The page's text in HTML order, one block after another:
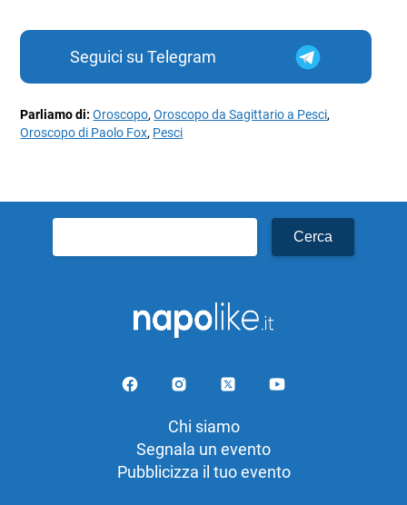
Seguici su Telegram
Parliamo di:Oroscopo,Oroscopo da Sagittario a Pesci,
Oroscopo di Paolo Fox, Pesci
per:
Chi siamo
Segnala un evento
Pubblicizza il tuo evento